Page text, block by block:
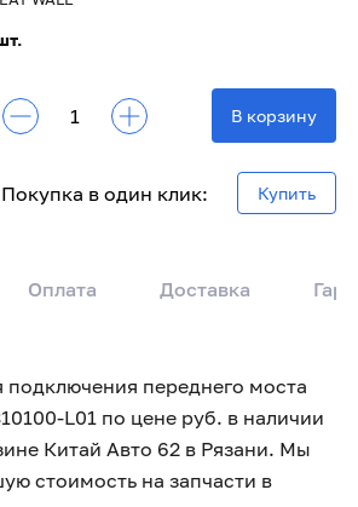
В корзину
Покупка в один клик: Купить
Оплата Доставка
подключения переднего моста
L01 по цене руб. в наличии
Китай Авто 62 в Рязани. Мы
стоимость на запчасти в